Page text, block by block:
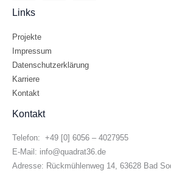
Links
Projekte
Impressum
Datenschutzerklärung
Karriere
Kontakt
Kontakt
Telefon: +49 [0] 6056 – 4027955
E-Mail: info@quadrat36.de
Adresse: Rückmühlenweg 14, 63628 Bad